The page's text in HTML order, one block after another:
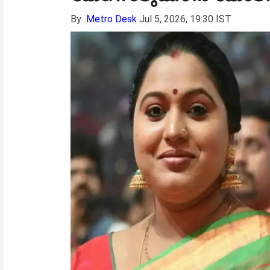
By Metro Desk Jul 5, 2026, 19:30 IST